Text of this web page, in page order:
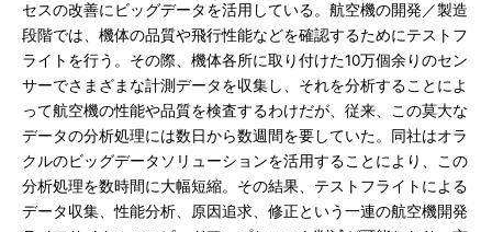
セスの改善にビッグデータを活用している。航空機の開発／製造
段階では、機体の品質や飛行性能などを確認するためにテストフ
ライトを行う。その際、機体各所に取り付けた10万個余りのセン
サーでさまざまな計測データを収集し、それを分析することによ
って航空機の性能や品質を検査するわけだが、従来、この莫大な
データの分析処理には数日から数週間を要していた。同社はオラ
クルのビッグデータソリューションを活用することにより、この
分析処理を数時間に大幅短縮。その結果、テストフライトによる
データ収集、性能分析、原因追求、修正という一連の航空機開発